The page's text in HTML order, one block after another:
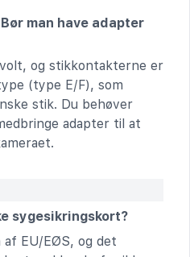
man have adapter
og stikkontakterne er
(type E/F), som
stik. Du behøver
adapter til at
sygesikringskort?
af EU/EØS, og det